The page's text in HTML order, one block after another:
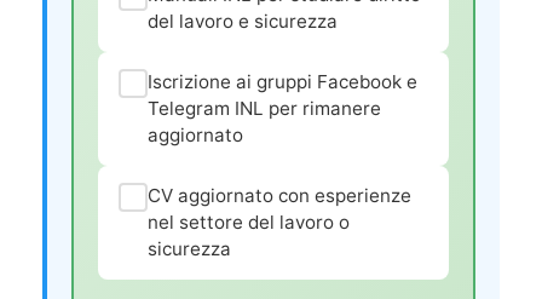
del lavoro e sicurezza
Iscrizione ai gruppi Facebook e
Telegram INL per rimanere
aggiornato
CV aggiornato con esperienze
nel settore del lavoro o
sicurezza